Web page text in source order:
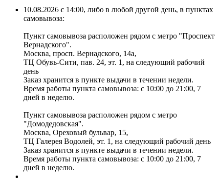
10.08.2026 с 14:00, либо в любой другой день, в пунктах
самовывоза:
Пункт самовывоза расположен рядом с метро "Проспект
Вернадского".
Москва, просп. Вернадского, 14а,
ТЦ Обувь-Сити, пав. 24, эт. 1, на следующий рабочий
день
Заказ хранится в пункте выдачи в течении недели.
Время работы пункта самовывоза: с 10:00 до 21:00, 7
дней в неделю.
Пункт самовывоза расположен рядом с метро
"Домодедовская".
Москва, Ореховый бульвар, 15,
ТЦ Галерея Водолей, эт. 1, на следующий рабочий день
Заказ хранится в пункте выдачи в течении недели.
Время работы пункта самовывоза: с 10:00 до 21:00, 7
дней в неделю.
❄